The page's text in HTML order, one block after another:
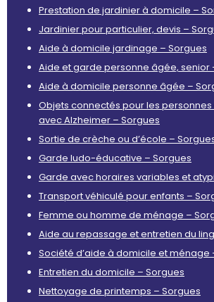
Prestation de jardinier à domicile –
Jardinier pour particulier, devis –
Aide à domicile jardinage – Sorgues
Aide et garde personne âgée, senior
Aide à domicile personne âgée –
Objets connectés pour les
avec Alzheimer – Sorgues
Sortie de crèche ou d’école –
Garde ludo-éducative – Sorgues
Garde avec horaires variables et
Transport véhiculé pour enfants –
Femme ou homme de ménage –
Aide au repassage et entretien du
Société d’aide à domicile et ménage
Entretien du domicile – Sorgues
Nettoyage de printemps – Sorgues